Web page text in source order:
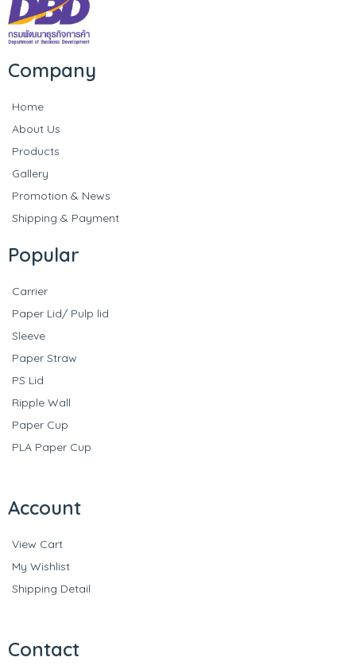
Company
Home
About Us
Products
Gallery
Promotion & News
Shipping & Payment
Popular
Carrier
Paper Lid/ Pulp lid
Sleeve
Paper Straw
PS Lid
Ripple Wall
Paper Cup
PLA Paper Cup
Account
View Cart
My Wishlist
Shipping Detail
Contact